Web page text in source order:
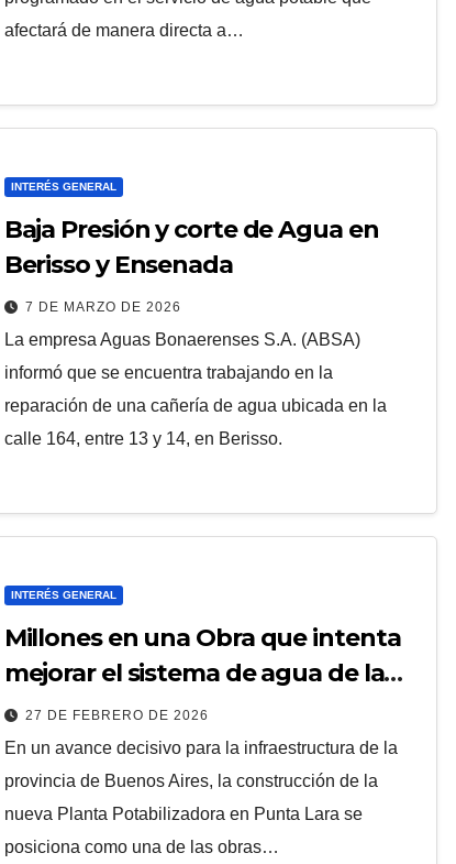
afectará de manera directa a…
INTERÉS GENERAL
Baja Presión y corte de Agua en
Berisso y Ensenada
7 DE MARZO DE 2026
La empresa Aguas Bonaerenses S.A. (ABSA)
informó que se encuentra trabajando en la
reparación de una cañería de agua ubicada en la
calle 164, entre 13 y 14, en Berisso.
INTERÉS GENERAL
Millones en una Obra que intenta
mejorar el sistema de agua de la
región
27 DE FEBRERO DE 2026
En un avance decisivo para la infraestructura de la
provincia de Buenos Aires, la construcción de la
nueva Planta Potabilizadora en Punta Lara se
posiciona como una de las obras…